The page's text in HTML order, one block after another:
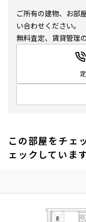
ご所有の建物、お部
い合わせください。
無料査定、賃貸管理
この部屋をチェ
ェックしています